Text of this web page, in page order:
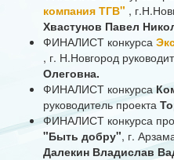
компания ТГВ" ,
Хвастунов Павел
ФИНАЛИСТ конкурса
, г. Н.Новгород
Олеговна.
ФИНАЛИСТ конкурса
руководитель проекта
ФИНАЛИСТ конкурса
"Быть добру", г.
Далекин Владислав